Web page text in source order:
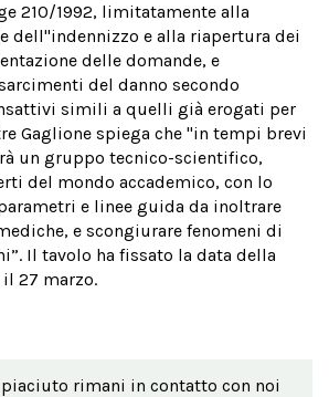
210/1992, limitatamente alla
dell''indennizzo e alla riapertura dei
delle domande, e
del danno secondo
simili a quelli già erogati per
Gaglione spiega che "in tempi brevi
un gruppo tecnico-scientifico,
del mondo accademico, con lo
e linee guida da inoltrare
e scongiurare fenomeni di
Il tavolo ha fissato la data della
27 marzo.
rimani in contatto con noi